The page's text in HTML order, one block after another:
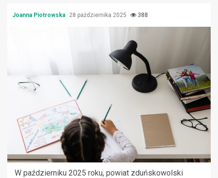
Joanna Piotrowska 28 października 2025 388
W październiku 2025 roku, powiat zduńskowolski